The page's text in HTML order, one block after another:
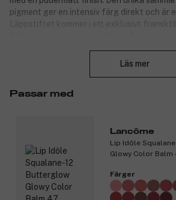
pigment ger en intensiv färg direkt och är
Läppstiftet kommer i ett exklusivt
Långvarigt och lättburet.
Matt puderfinish.
3306950
Läs mer
Passar med
Lancôme
Lip Idôle
Glowy Color Balm
Färger